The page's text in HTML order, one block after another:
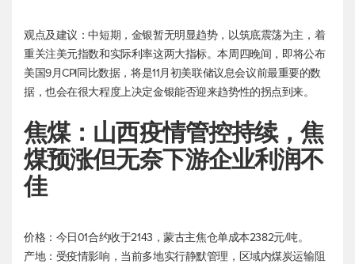
观点及建议：中短期，金银暂无明显趋势，以筑底震荡为主，着
重关注美元指数和实际利率这两大指标。本周四晚间，即将公布
美国9月CPI同比数据，将是11月初美联储议息会议前最重要的数
据，也会在很大程度上决定金银能否迎来趋势性的拐点到来。
焦煤：山西疫情管控持续，焦
煤预涨但无奈下游企业利润不
佳
价格：今日01合约收于2143，蒙古主焦仓单成本2382元/吨。
产地：受疫情影响，当前多地实行静默管理，区域内煤炭运输阻